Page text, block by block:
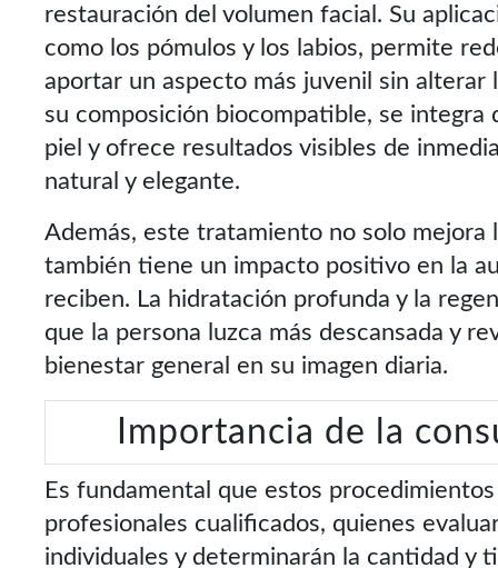
restauración del volumen facial. Su
como los pómulos y los labios, permite
aportar un aspecto más juvenil sin alterar
su composición biocompatible, se integra
piel y ofrece resultados visibles de
natural y elegante.
Además, este tratamiento no solo mejora
también tiene un impacto positivo en la
reciben. La hidratación profunda y la
que la persona luzca más descansada y
bienestar general en su imagen diaria.
Importancia de la
Es fundamental que estos
profesionales cualificados, quienes
individuales y determinarán la cantidad y